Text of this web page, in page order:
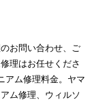
お問い合わせ、ご
理はお任せくださ
アム修理料金。ヤマ
ム修理、ウィルソ